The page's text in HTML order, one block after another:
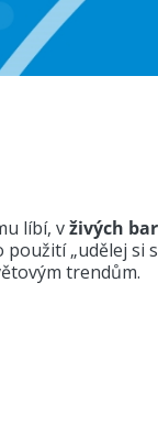
líbí, vživých
„udělej si
trendům.